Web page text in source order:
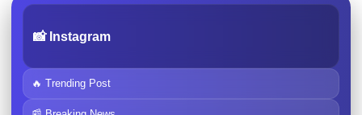
📸 Instagram
🔥 Trending Post